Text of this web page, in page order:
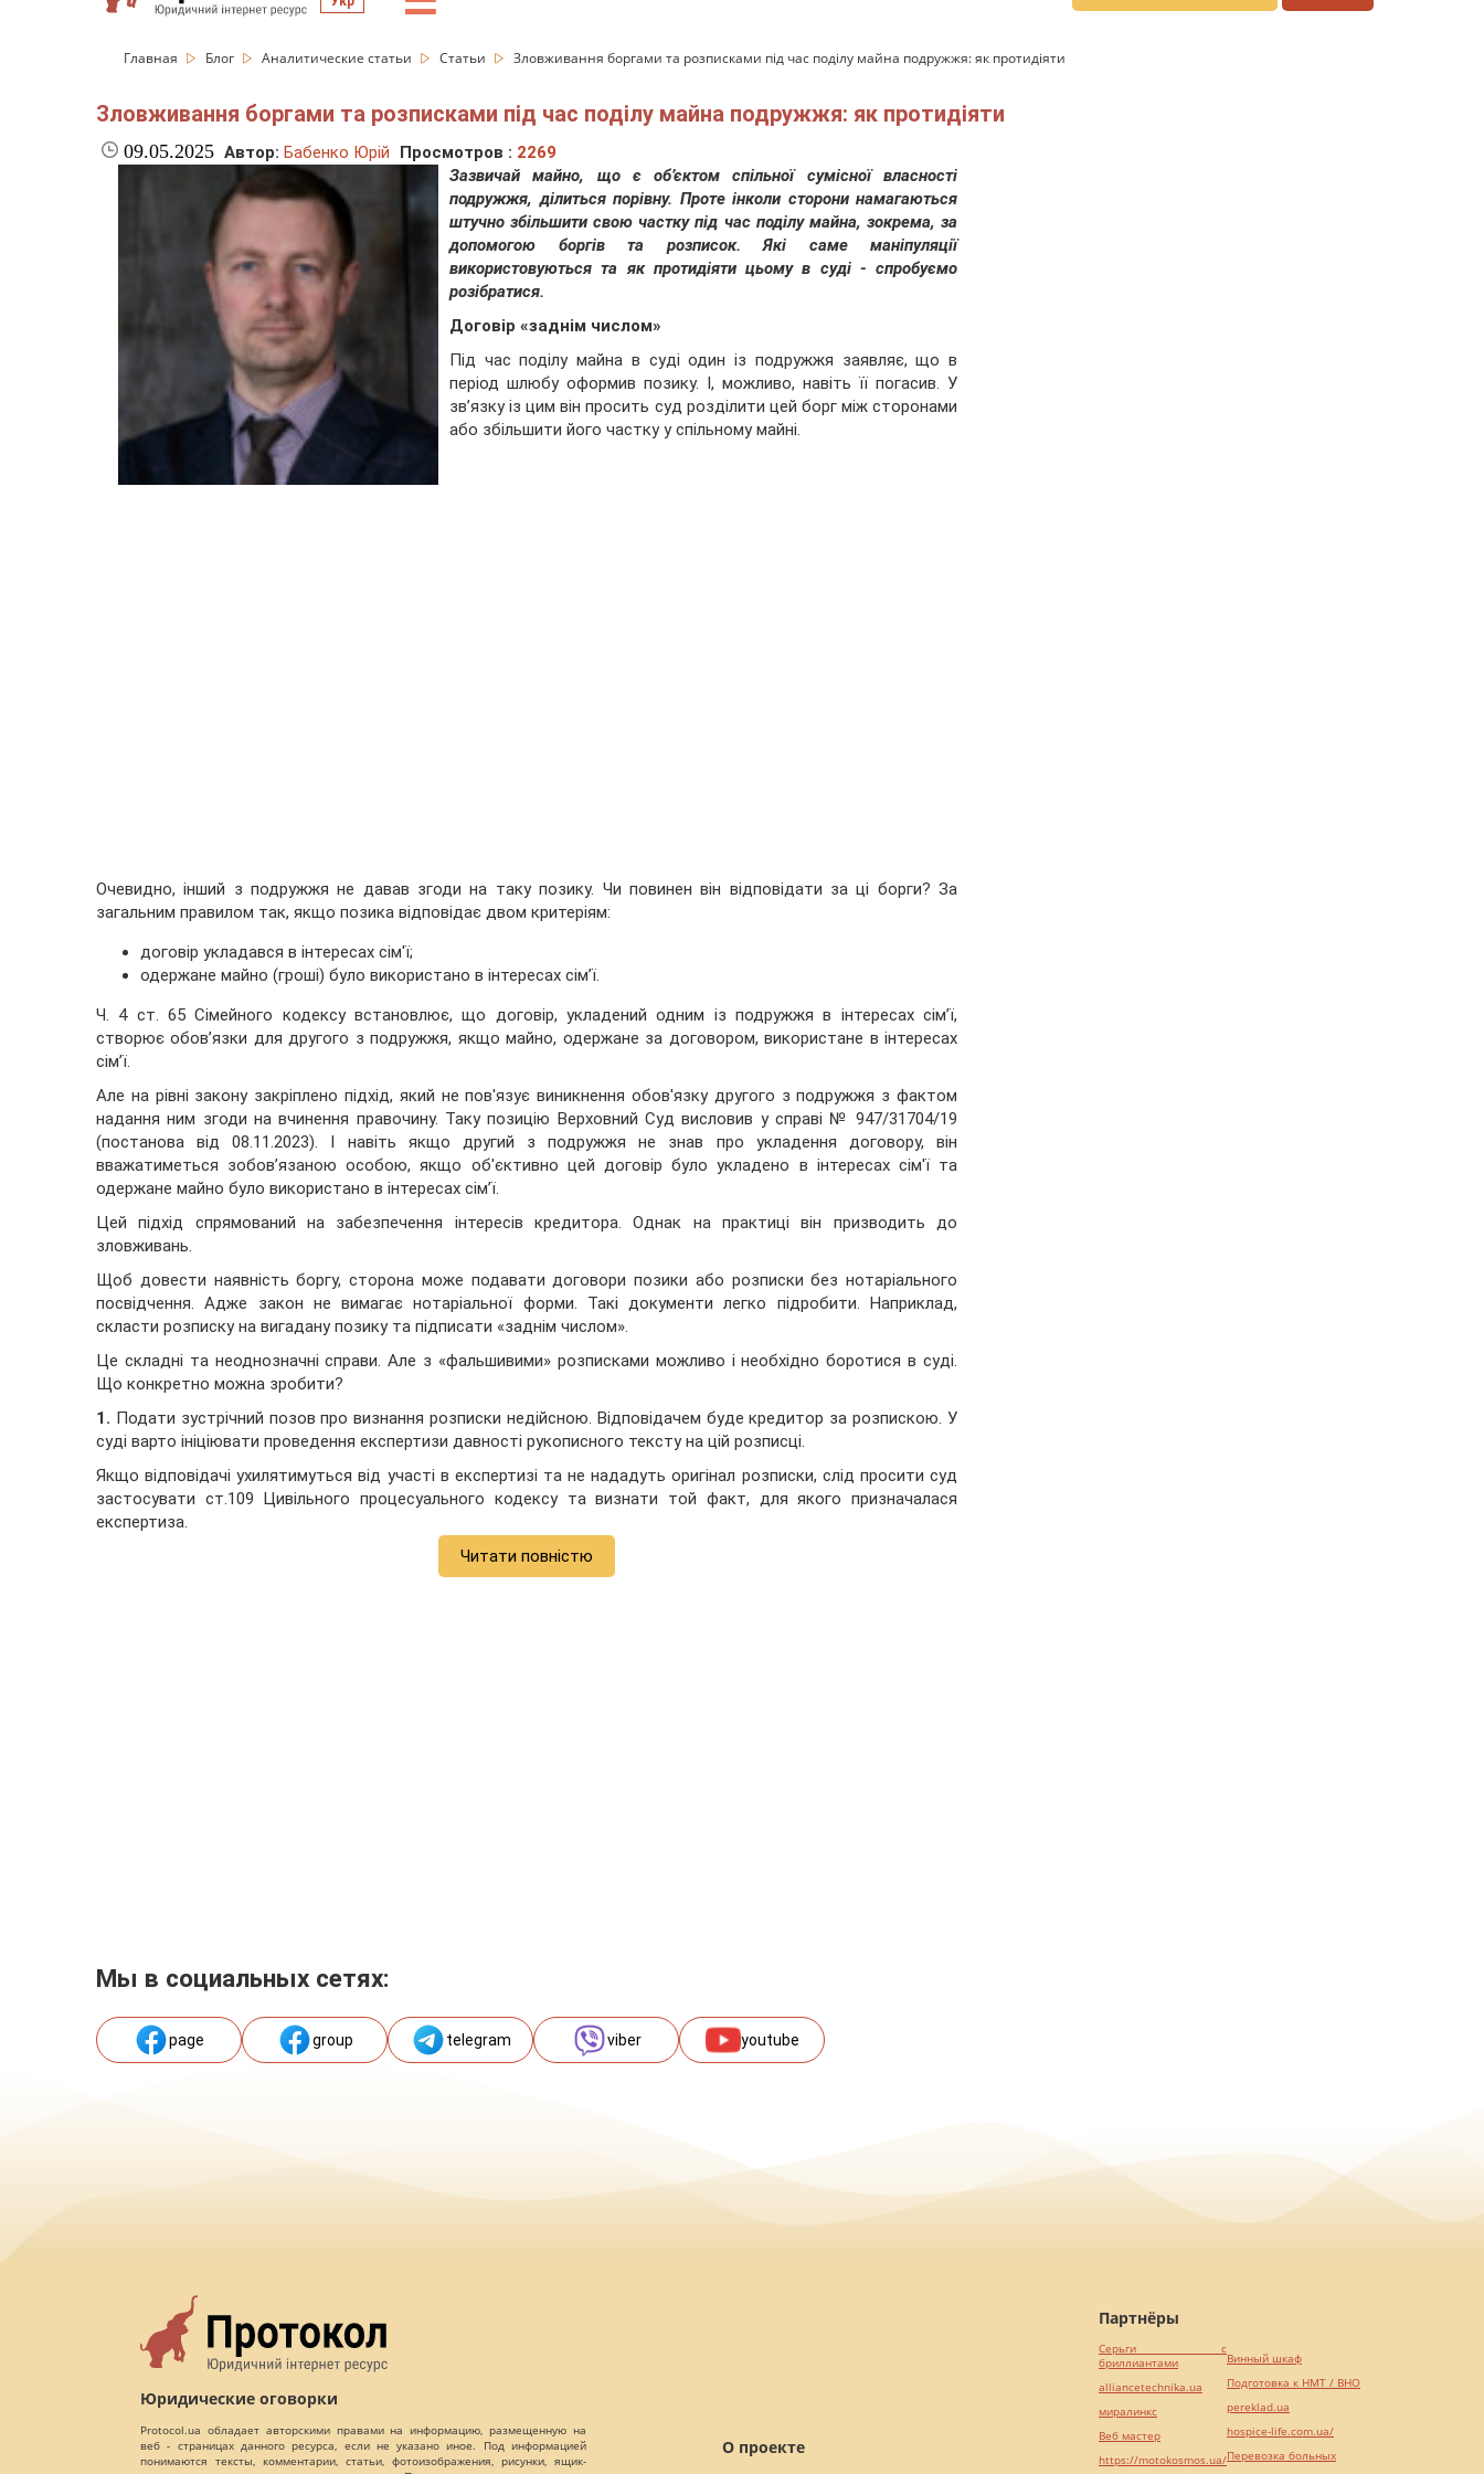
Главная Блог Аналитические статьи Статьи Зловживання боргами та розписками під час поділу майна подружжя: як протидіяти
Зловживання боргами та розписками під час поділу майна подружжя: як протидіяти
09.05.2025 Автор: Бабенко Юрій Просмотров : 2269
Зазвичай майно, що є об’єктом спільної сумісної власності
подружжя, ділиться порівну. Проте інколи сторони намагаються
штучно збільшити свою частку під час поділу майна, зокрема, за
допомогою боргів та розписок. Які саме маніпуляції
використовуються та як протидіяти цьому в суді - спробуємо
розібратися.
Договір «заднім числом»
Під час поділу майна в суді один із подружжя заявляє, що в
період шлюбу оформив позику. І, можливо, навіть її погасив. У
зв’язку із цим він просить суд розділити цей борг між сторонами
або збільшити його частку у спільному майні.
Очевидно, інший з подружжя не давав згоди на таку позику. Чи повинен він відповідати за ці борги? За
загальним правилом так, якщо позика відповідає двом критеріям:
договір укладався в інтересах сім'ї;
одержане майно (гроші) було використано в інтересах сім’ї.
Ч. 4 ст. 65 Сімейного кодексу встановлює, що договір, укладений одним із подружжя в інтересах сім’ї,
створює обов’язки для другого з подружжя, якщо майно, одержане за договором, використане в інтересах
сім’ї.
Але на рівні закону закріплено підхід, який не пов'язує виникнення обов'язку другого з подружжя з фактом
надання ним згоди на вчинення правочину. Таку позицію Верховний Суд висловив у справі № 947/31704/19
(постанова від 08.11.2023). І навіть якщо другий з подружжя не знав про укладення договору, він
вважатиметься зобов’язаною особою, якщо об'єктивно цей договір було укладено в інтересах сім'ї та
одержане майно було використано в інтересах сім’ї.
Цей підхід спрямований на забезпечення інтересів кредитора. Однак на практиці він призводить до
зловживань.
Щоб довести наявність боргу, сторона може подавати договори позики або розписки без нотаріального
посвідчення. Адже закон не вимагає нотаріальної форми. Такі документи легко підробити. Наприклад,
скласти розписку на вигадану позику та підписати «заднім числом».
Це складні та неоднозначні справи. Але з «фальшивими» розписками можливо і необхідно боротися в суді.
Що конкретно можна зробити?
1. Подати зустрічний позов про визнання розписки недійсною. Відповідачем буде кредитор за розпискою. У
суді варто ініціювати проведення експертизи давності рукописного тексту на цій розписці.
Якщо відповідачі ухилятимуться від участі в експертизі та не нададуть оригінал розписки, слід просити суд
застосувати ст.109 Цивільного процесуального кодексу та визнати той факт, для якого призначалася
експертиза.
Читати повністю
Мы в социальных сетях:
page group telegram viber youtube
Юридические оговорки
Protocol.ua обладает авторскими правами на информацию, размещенную на
веб - страницах данного ресурса, если не указано иное. Под информацией
понимаются тексты, комментарии, статьи, фотоизображения, рисунки, ящик-
О проекте
Партнёры
Серьги с
бриллиантами
alliancetechnika.ua
миралинкс
Веб мастер
https://motokosmos.ua/
Винный шкаф
Подготовка к НМТ / ВНО
pereklad.ua
hospice-life.com.ua/
Перевозка больных